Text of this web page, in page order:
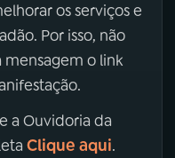
os serviços e
Por isso, não
mensagem o link
a Ouvidoria da
Clique aqui.